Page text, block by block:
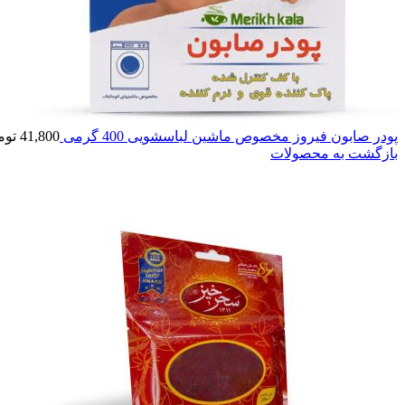
پودر صابون فیروز مخصوص ماشین لباسشویی 400 گرمی 41,800
بازگشت به محصولات